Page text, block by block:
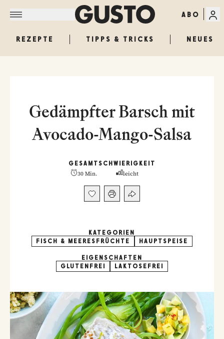
ABO
REZEPTE TIPPS & TRICKS NEUES
Gedämpfter Barsch mit
Avocado-Mango-Salsa
GESAMT
30 Min.
SCHWIERIGKEIT
leicht
KATEGORIEN
FISCH & MEERESFRÜCHTE
HAUPTSPEISE
EIGENSCHAFTEN
GLUTENFREI
LAKTOSEFREI